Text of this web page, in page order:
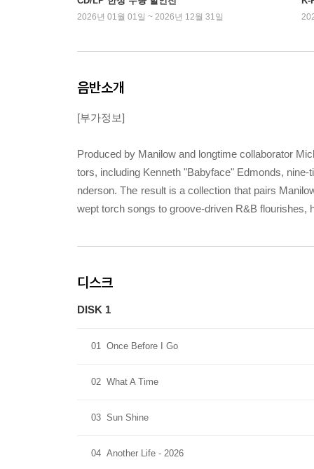
2026년 01월 01일 ~ 2026년 12월 31일
음반소개
[부가정보]
Produced by Manilow and longtime collaborator
tors, including Kenneth "Babyface" Edmonds,
nderson. The result is a collection that pairs
wept torch songs to groove-driven R&B
디스크
DISK 1
01 Once Before I Go
02 What A Time
03 Sun Shine
04 Another Life - 2026